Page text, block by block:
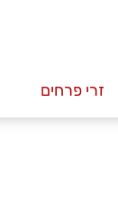
זרי פרחים